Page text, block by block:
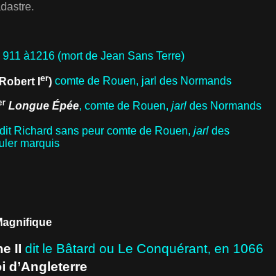
à1216 (mort de Jean Sans Terre)
I er) comte de Rouen, jarl des Normands
Longue Épée, comte de Rouen, jarl des Normands
Richard sans peur comte de Rouen, jarl des
marquis
II dit le Bâtard ou Le Conquérant, en 1066
d’Angleterre